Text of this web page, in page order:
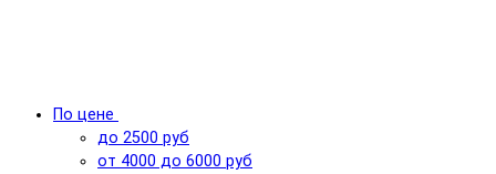
По цене
до 2500 руб
от 4000 до 6000 руб